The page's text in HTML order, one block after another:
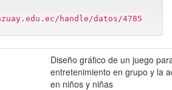
handle/datos/4785
Diseño gráfico de un juego
entretenimiento en grupo y la
en niños y niñas